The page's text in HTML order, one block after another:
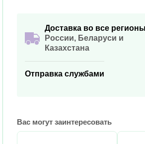
Доставка во все регионы
России, Беларуси и
Казахстана
Отправка службами
Вас могут заинтересовать